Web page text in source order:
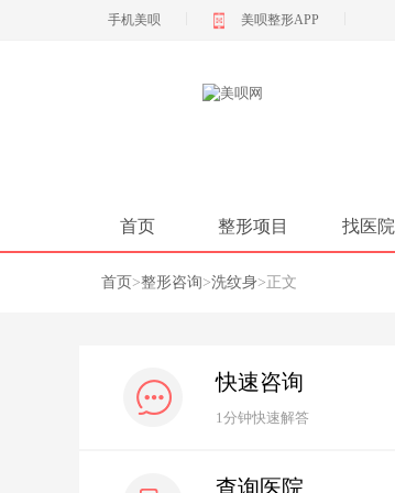
手机美呗 美呗整形APP
首页 整形项目 找医院
首页 >整形咨询>洗纹身> 正文
快速咨询
1分钟快速解答
查询医院